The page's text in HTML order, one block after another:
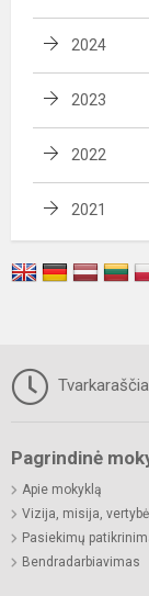
2024
2023
2022
2021
Pagrindinė
Apie mokyklą
Vizija, misija,
Pasiekimų
Bendradarbiavimas